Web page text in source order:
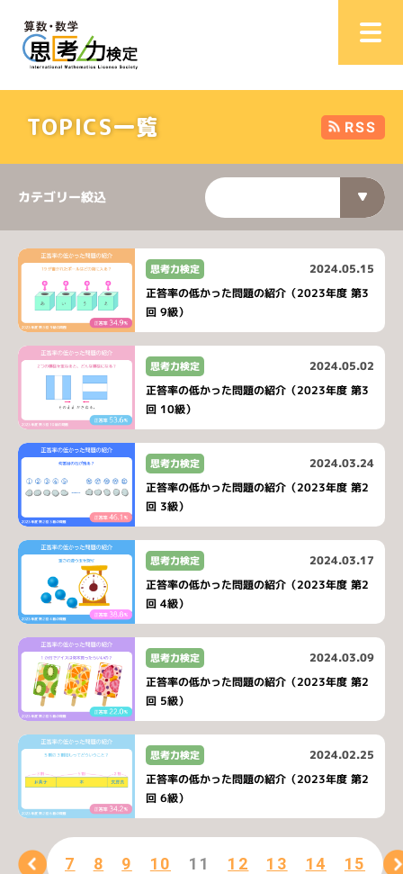
TOPICS一覧 RSS
カテゴリー絞込
思考力検定 2024.05.15
正答率の低かった問題の紹介（2023年度 第3
回 9級）
思考力検定 2024.05.02
正答率の低かった問題の紹介（2023年度 第3
回 10級）
思考力検定 2024.03.24
正答率の低かった問題の紹介（2023年度 第2
回 3級）
思考力検定 2024.03.17
正答率の低かった問題の紹介（2023年度 第2
回 4級）
思考力検定 2024.03.09
正答率の低かった問題の紹介（2023年度 第2
回 5級）
思考力検定 2024.02.25
正答率の低かった問題の紹介（2023年度 第2
回 6級）
7 8 9 10 11 12 13 14 15